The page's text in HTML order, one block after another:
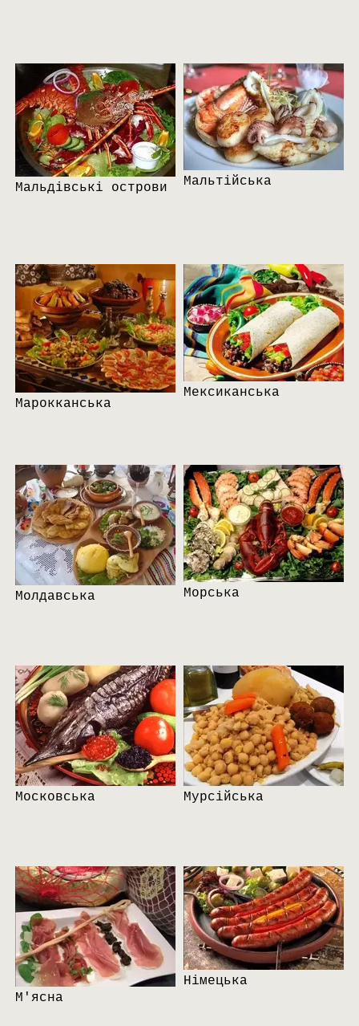
Мальдівські острови Мальтійська
Марокканська
Мексиканська
Молдавська Морська
Московська Мурсійська
М'ясна
Німецька